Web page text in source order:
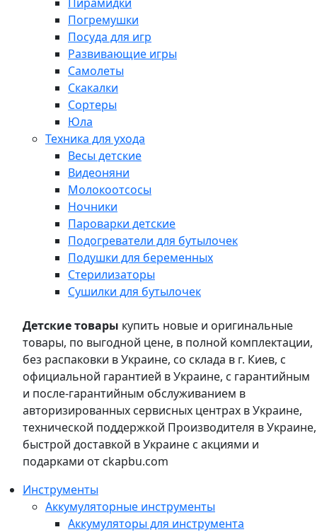
Погремушки
Посуда для игр
Развивающие игры
Самолеты
Скакалки
Сортеры
Юла
Техника для ухода
Весы детские
Видеоняни
Молокоотсосы
Ночники
Пароварки детские
Подогреватели для бутылочек
Подушки для беременных
Стерилизаторы
Сушилки для бутылочек
Детские товары купить новые и оригинальные
товары, по выгодной цене, в полной комплектации,
без распаковки в Украине, со склада в г. Киев, с
официальной гарантией в Украине, с гарантийным
и после-гарантийным обслуживанием в
авторизированных сервисных центрах в Украине,
технической поддержкой Производителя в Украине,
быстрой доставкой в Украине с акциями и
подарками от ckapbu.com
Инструменты
Аккумуляторные инструменты
Аккумуляторы для инструмента